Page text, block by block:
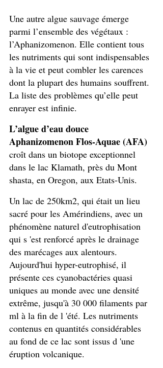
Une autre algue sauvage émerge
parmi l’ensemble des végétaux :
l’Aphanizomenon. Elle contient tous
les nutriments qui sont indispensables
à la vie et peut combler les carences
dont la plupart des humains souffrent.
La liste des problèmes qu’elle peut
enrayer est infinie.
L’algue d’eau douce
Aphanizomenon Flos-Aquae (AFA)
croît dans un biotope exceptionnel
dans le lac Klamath, près du Mont
shasta, en Oregon, aux Etats-Unis.
Un lac de 250km2, qui était un lieu
sacré pour les Amérindiens, avec un
phénomène naturel d'eutrophisation
qui s 'est renforcé après le drainage
des marécages aux alentours.
Aujourd'hui hyper-eutrophisé, il
présente ces cyanobactéries quasi
uniques au monde avec une densité
extrême, jusqu'à 30 000 filaments par
ml à la fin de l 'été. Les nutriments
contenus en quantités considérables
au fond de ce lac sont issus d 'une
éruption volcanique.